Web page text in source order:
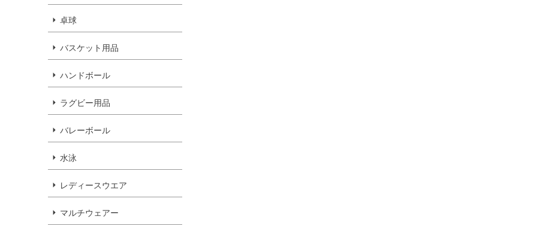
卓球
バスケット用品
ハンドボール
ラグビー用品
バレーボール
水泳
レディースウエア
マルチウェアー